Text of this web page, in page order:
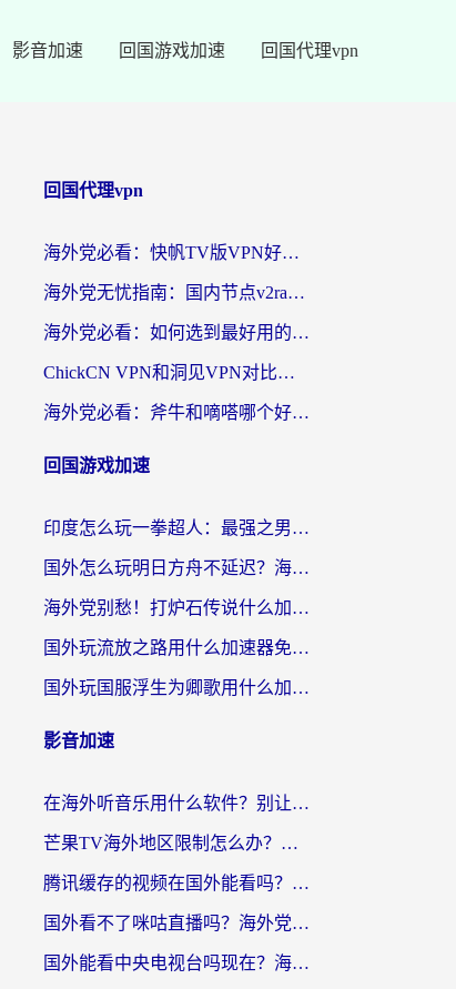
影音加速 回国游戏加速 回国代理vpn
回国代理vpn
海外党必看：快帆TV版VPN好用吗？和快游VPN对比哪个回国效果更好？附实用避坑指南
海外党无忧指南：国内节点v2ray怎么选？一键回国VPN+多场景实测帮你避坑
海外党必看：如何选到最好用的回国加速器？从节点到售后的全维度指南
ChickCN VPN和洞见VPN对比哪个回国效果更好？海外党亲测3款加速器+避坑指南
海外党必看：斧牛和嘀嗒哪个好？3个维度教你选对回国加速器
回国游戏加速
印度怎么玩一拳超人：最强之男？海外党国服游戏加速避坑指南
国外怎么玩明日方舟不延迟？海外玩家国服游戏加速终极指南（附DNF梦幻诛仙解决方案）
海外党别愁！打炉石传说什么加速器好用？3个实用技巧解决国服游戏卡顿
国外玩流放之路用什么加速器免费？海外党亲测有效的国服游戏加速指南
国外玩国服浮生为卿歌用什么加速器比较好？海外党亲测不踩坑指南
影音加速
在海外听音乐用什么软件？别让地域限制断了你的华语歌单
芒果TV海外地区限制怎么办？海外党追剧看片的实用加速器选择指南
腾讯缓存的视频在国外能看吗？海外党追剧看片的终极解决方案
国外看不了咪咕直播吗？海外党追剧看片的加速器选择指南
国外能看中央电视台吗现在？海外党追剧看央视的实用指南